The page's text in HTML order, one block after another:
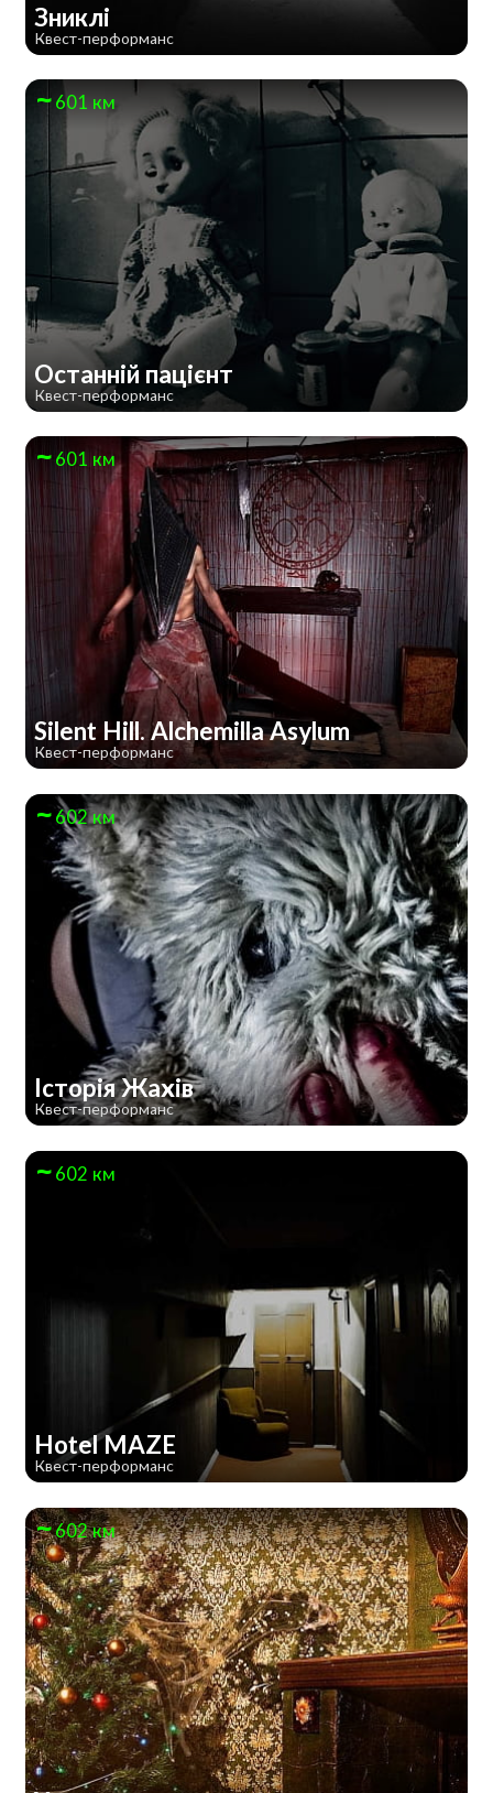
Зниклі
Квест-перформанс
601 км
Останній пацієнт
Квест-перформанс
601 км
Silent Hill. Alchemilla Asylum
Квест-перформанс
602 км
Історія Жахів
Квест-перформанс
602 км
Hotel MAZE
Квест-перформанс
602 км